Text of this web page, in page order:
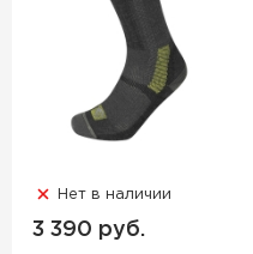
Нет в наличии
3 390 руб.